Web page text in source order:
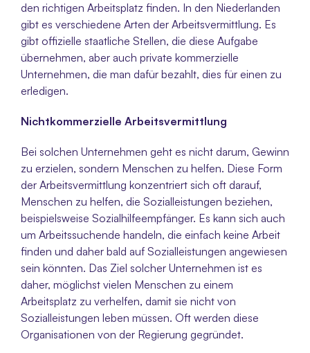
den richtigen Arbeitsplatz finden. In den Niederlanden
gibt es verschiedene Arten der Arbeitsvermittlung. Es
gibt offizielle staatliche Stellen, die diese Aufgabe
übernehmen, aber auch private kommerzielle
Unternehmen, die man dafür bezahlt, dies für einen zu
erledigen.
Nichtkommerzielle Arbeitsvermittlung
Bei solchen Unternehmen geht es nicht darum, Gewinn
zu erzielen, sondern Menschen zu helfen. Diese Form
der Arbeitsvermittlung konzentriert sich oft darauf,
Menschen zu helfen, die Sozialleistungen beziehen,
beispielsweise Sozialhilfeempfänger. Es kann sich auch
um Arbeitssuchende handeln, die einfach keine Arbeit
finden und daher bald auf Sozialleistungen angewiesen
sein könnten. Das Ziel solcher Unternehmen ist es
daher, möglichst vielen Menschen zu einem
Arbeitsplatz zu verhelfen, damit sie nicht von
Sozialleistungen leben müssen. Oft werden diese
Organisationen von der Regierung gegründet.